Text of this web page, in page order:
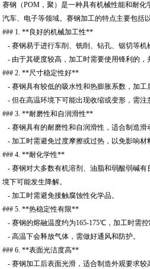
赛钢（POM，聚）是一种具有机械性能和耐化
汽车、电子等领域。赛钢加工的特点主要包括
### 1. **良好的机械加工性**
- 赛钢易于进行车削、铣削、钻孔、锯切等机
- 由于其硬度较高，加工时需要使用锋利的，
### 2. **尺寸稳定性好**
- 赛钢具有较低的吸水性和热膨胀系数，加工
- 但在高温环境下可能出现收缩或变形，需注
### 3. **耐磨性和自润滑性**
- 赛钢具有的耐磨性和自润滑性，适合制造滑
- 加工时需避免过度摩擦或过热，以免影响材
### 4. **耐化学性**
- 赛钢对大多数有机溶剂、油脂和弱酸弱碱
境下可能发生降解。
- 加工时需避免接触腐蚀性化学品。
### 5. **热稳定性有限**
- 赛钢的熔融温度约为165-175℃，加工时需控
- 高温下会释放气体，需做好通风和防护。
### 6. **表面光洁度高**
- 赛钢加工后表面光滑，适合制造外观要求较